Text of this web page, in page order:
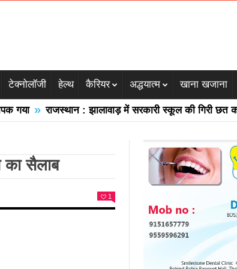
टेक्नोलॉजी हेल्थ कैरियर अद्धयात्म खाना खजाना
» राजस्थान : झालावाड़ में सरकारी स्कूल की गिरी छत कई
का सैलाब
1